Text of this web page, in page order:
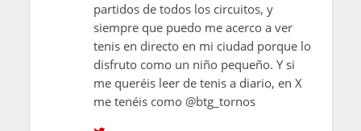
partidos de todos los circuitos, y
siempre que puedo me acerco a ver
tenis en directo en mi ciudad porque lo
disfruto como un niño pequeño. Y si
me queréis leer de tenis a diario, en X
me tenéis como @btg_tornos